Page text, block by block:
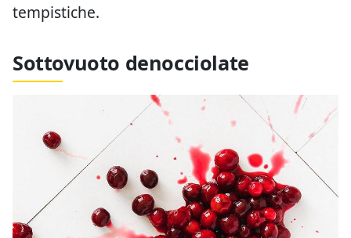
tempistiche.
Sottovuoto denocciolate